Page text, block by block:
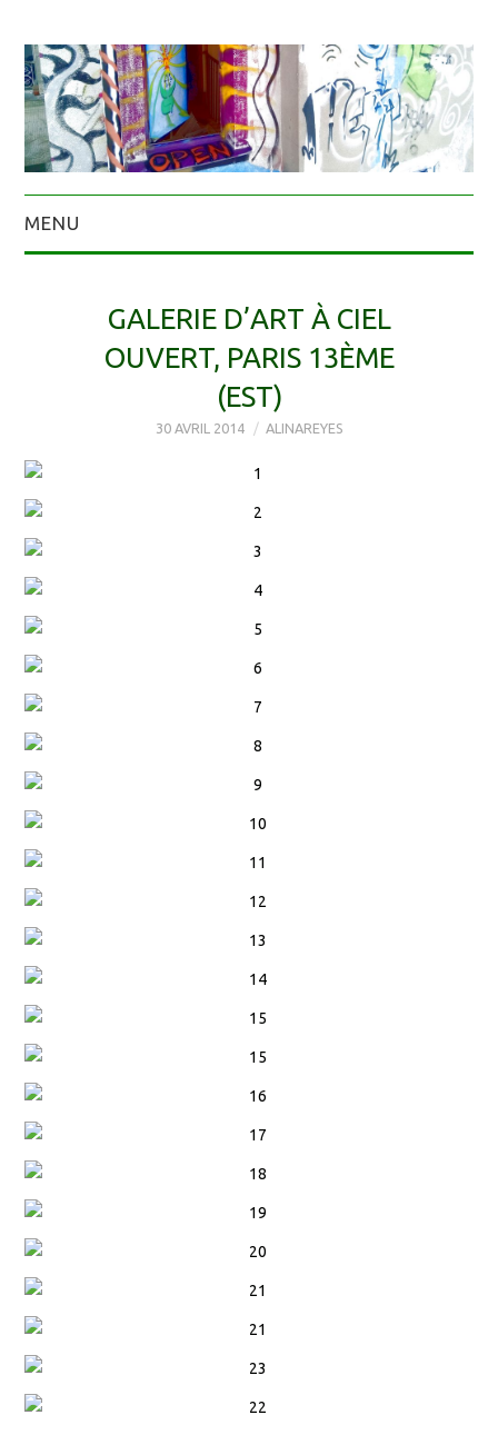
MENU
GALERIE D’ART À CIEL
OUVERT, PARIS 13ÈME
(EST)
30 AVRIL 2014 ALINAREYES